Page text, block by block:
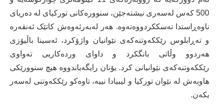
500 کەس لەسەری نیشتەجێن، سنوورەکانی تورکیای لە دەریای
ناوەڕاستدا تەسککردووەتەوە. هەر لەبەرئەوەش کاتێک ئەنقەرە
و تەڕابلوس رێککەوتنەکەی نێوانیان واژۆکرد، ئەسینا باڵیۆزی
هەردوو وڵاتی بانگکرد و داوای وردەکاریی تەواوی
رێککەوتنەکەی نێوانیانی کرد. یۆنان رایگەیاندووە هیچ سنوورێکی
هاوبەش لە نێوان تورکیا و لیبیادا نییە، تاوەکو رێککەوتنی لەسەر
بکەن.